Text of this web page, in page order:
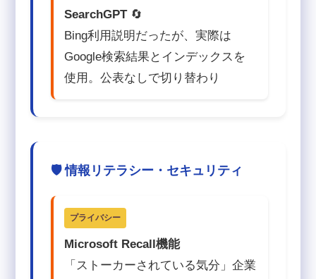
SearchGPT🔄
Bing利用説明だったが、実際は
Google検索結果とインデックスを
使用。公表なしで切り替わり
🛡️ 情報リテラシー・セキュリティ
プライバシー
Microsoft Recall機能
「ストーカーされている気分」企業